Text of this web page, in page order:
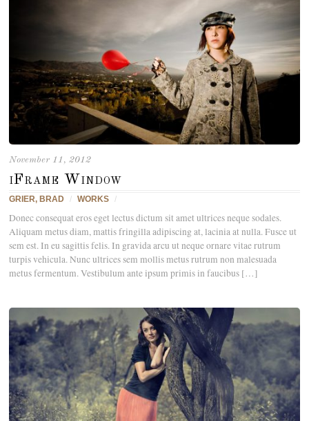
November 11, 2012
iFrame Window
GRIER, BRAD / WORKS /
Donec consequat eros eget lectus dictum sit amet ultrices neque sodales.
Aliquam metus diam, mattis fringilla adipiscing at, lacinia at nulla. Fusce ut
sem est. In eu sagittis felis. In gravida arcu ut neque ornare vitae rutrum
turpis vehicula. Nunc ultrices sem mollis metus rutrum non malesuada
metus fermentum. Vestibulum ante ipsum primis in faucibus […]